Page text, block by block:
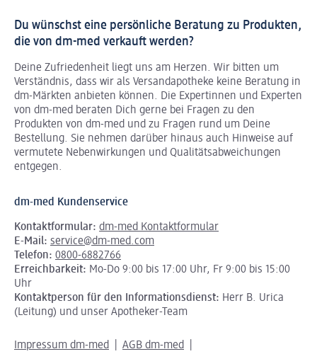
Du wünschst eine persönliche Beratung zu Produkten,
die von dm-med verkauft werden?
Deine Zufriedenheit liegt uns am Herzen. Wir bitten um
Verständnis, dass wir als Versandapotheke keine Beratung in
dm-Märkten anbieten können. Die Expertinnen und Experten
von dm-med beraten Dich gerne bei Fragen zu den
Produkten von dm-med und zu Fragen rund um Deine
Bestellung. Sie nehmen darüber hinaus auch Hinweise auf
vermutete Nebenwirkungen und Qualitätsabweichungen
entgegen.
dm-med Kundenservice
Kontaktformular: dm-med Kontaktformular
E-Mail: service@dm-med.com
Telefon: 0800-6882766
Erreichbarkeit: Mo-Do 9:00 bis 17:00 Uhr, Fr 9:00 bis 15:00
Uhr
Kontaktperson für den Informationsdienst: Herr B. Urica
(Leitung) und unser Apotheker-Team
Impressum dm-med
AGB dm-med